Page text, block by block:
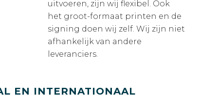
uitvoeren, zijn wij flexibel. Ook
het groot-formaat printen en de
signing doen wij zelf. Wij zijn niet
afhankelijk van andere
leveranciers.
EN INTERNATIONAAL